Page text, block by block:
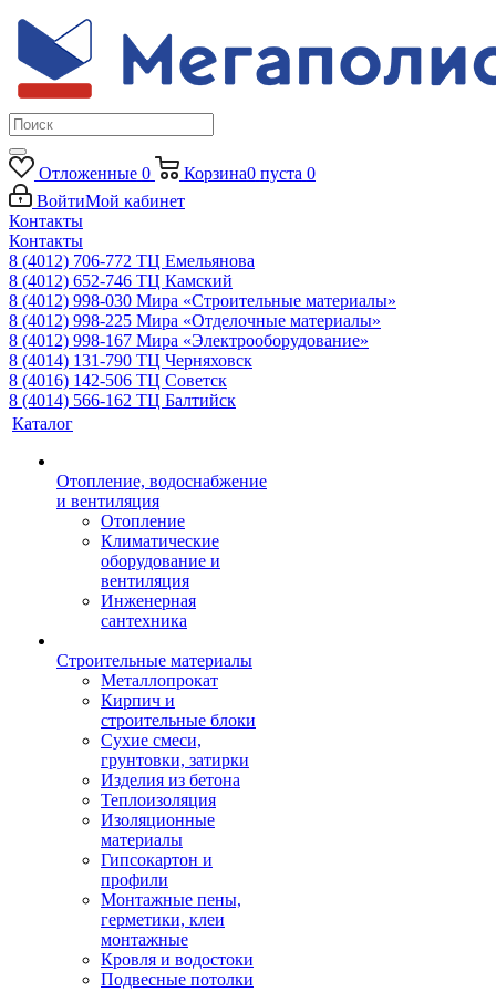
Отложенные 0 Корзина0 пуста 0
ВойтиМой кабинет
Контакты
Контакты
8 (4012) 706-772 ТЦ Емельянова
8 (4012) 652-746 ТЦ Камский
8 (4012) 998-030 Мира «Строительные материалы»
8 (4012) 998-225 Мира «Отделочные материалы»
8 (4012) 998-167 Мира «Электрооборудование»
8 (4014) 131-790 ТЦ Черняховск
8 (4016) 142-506 ТЦ Советск
8 (4014) 566-162 ТЦ Балтийск
Каталог
Отопление, водоснабжение
и вентиляция
Отопление
Климатические
оборудование и
вентиляция
Инженерная
сантехника
Строительные материалы
Металлопрокат
Кирпич и
строительные блоки
Сухие смеси,
грунтовки, затирки
Изделия из бетона
Теплоизоляция
Изоляционные
материалы
Гипсокартон и
профили
Монтажные пены,
герметики, клеи
монтажные
Кровля и водостоки
Подвесные потолки